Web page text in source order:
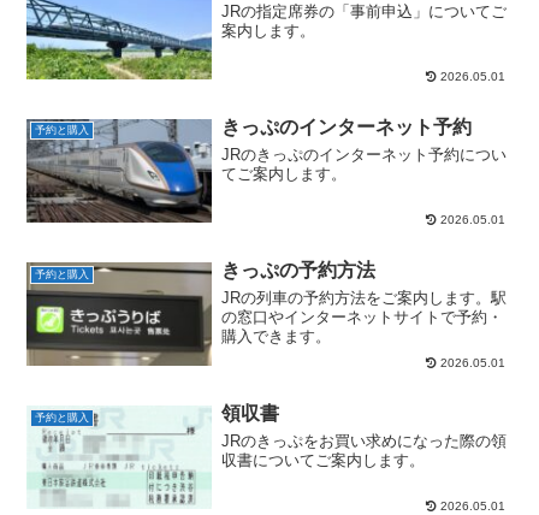
JRの指定席券の「事前申込」についてご
案内します。
2026.05.01
予約と購入 きっぷのインターネット予約
JRのきっぷのインターネット予約につい
てご案内します。
2026.05.01
予約と購入 きっぷの予約方法
JRの列車の予約方法をご案内します。駅
の窓口やインターネットサイトで予約・
購入できます。
2026.05.01
予約と購入 領収書
JRのきっぷをお買い求めになった際の領
収書についてご案内します。
2026.05.01